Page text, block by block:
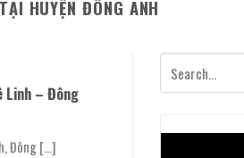
HUYỆN ĐÔNG ANH
Linh – Đông
Đông [...]